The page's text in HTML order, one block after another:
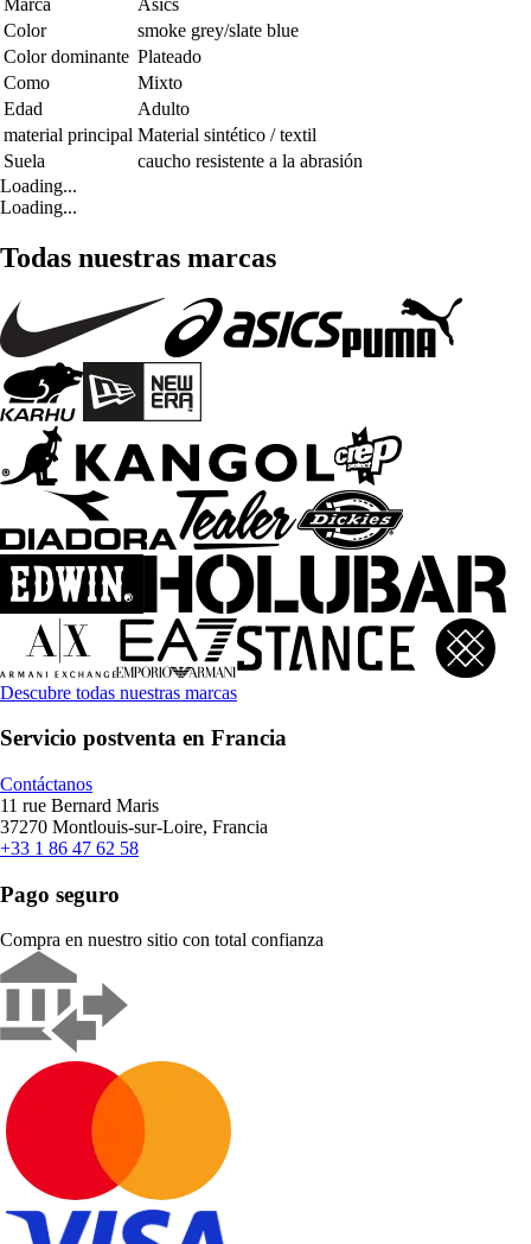
Color
smoke grey/slate blue
Color dominante Plateado
Como
Mixto
Edad
Adulto
material principal Material sintético / textil
Suela
caucho resistente a la abrasión
Loading...
Loading...
Todas nuestras marcas
Descubre todas nuestras marcas
Servicio postventa en Francia
Contáctanos
11 rue Bernard Maris
37270 Montlouis-sur-Loire, Francia
+33 1 86 47 62 58
Pago seguro
Compra en nuestro sitio con total confianza